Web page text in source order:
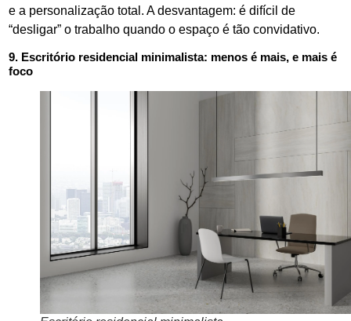
e a personalização total. A desvantagem: é difícil de
“desligar” o trabalho quando o espaço é tão convidativo.
9. Escritório residencial minimalista: menos é mais, e mais é
foco